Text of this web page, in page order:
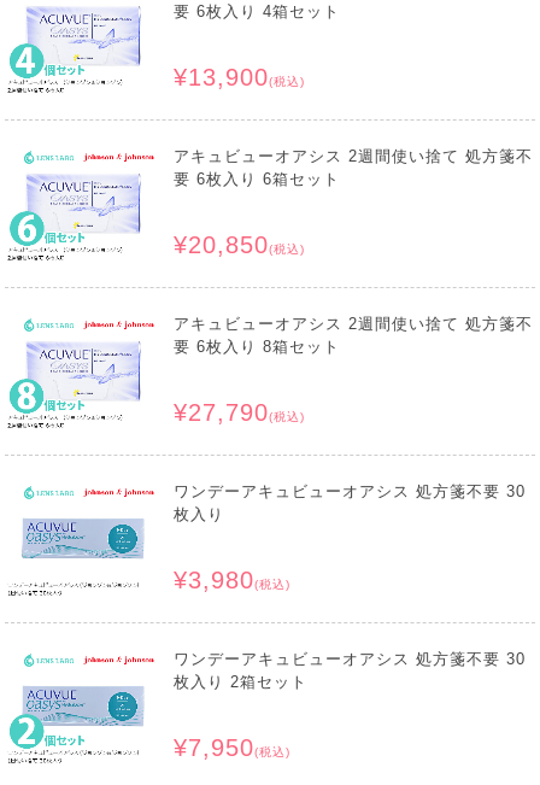
要 6枚入り 4箱セット
¥13,900(税込)
アキュビューオアシス 2週間使い捨て 処方箋不
要 6枚入り 6箱セット
¥20,850(税込)
アキュビューオアシス 2週間使い捨て 処方箋不
要 6枚入り 8箱セット
¥27,790(税込)
ワンデーアキュビューオアシス 処方箋不要 30
枚入り
¥3,980(税込)
ワンデーアキュビューオアシス 処方箋不要 30
枚入り 2箱セット
¥7,950(税込)